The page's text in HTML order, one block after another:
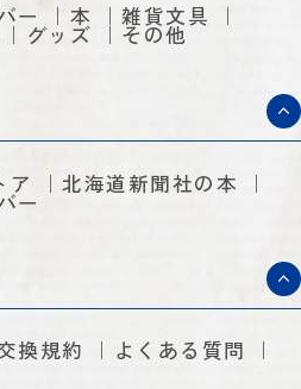
ー 本 雑貨文具
グッズ その他
ア 北海道新聞社の本
ー
換規約 よくある質問